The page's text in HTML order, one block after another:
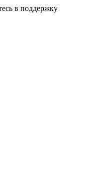
в поддержку